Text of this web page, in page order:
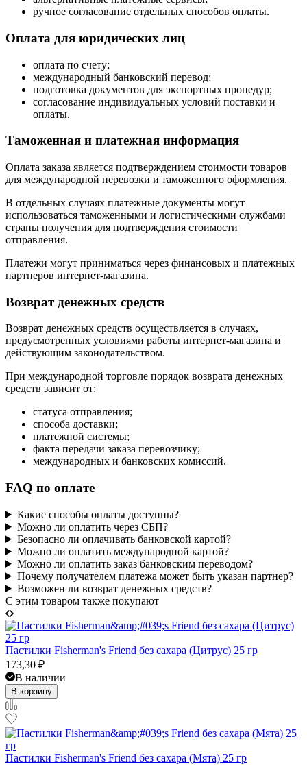
ручное согласование отдельных способов оплаты.
Оплата для юридических лиц
оплата по счету;
международный банковский перевод;
подготовка документов для экспортных процедур;
согласование индивидуальных условий поставки и
оплаты.
Таможенная и платежная информация
Оплата заказа является подтверждением стоимости товаров
для международной перевозки и таможенного оформления.
В отдельных случаях платежные документы могут
использоваться таможенными и логистическими службами
страны получения для подтверждения стоимости
отправления.
Платежи могут приниматься через финансовых и платежных
партнеров интернет-магазина.
Возврат денежных средств
Возврат денежных средств осуществляется в случаях,
предусмотренных условиями работы интернет-магазина и
действующим законодательством.
При международной торговле порядок возврата денежных
средств зависит от:
статуса отправления;
способа доставки;
платежной системы;
факта передачи заказа перевозчику;
международных и банковских комиссий.
FAQ по оплате
Какие способы оплаты доступны?
Можно ли оплатить через СБП?
Безопасно ли оплачивать банковской картой?
Можно ли оплатить международной картой?
Можно ли оплатить заказ банковским переводом?
Почему получателем платежа может быть указан партнер?
Возможен ли возврат денежных средств?
C этим товаром также покупают
Пастилки Fisherman's Friend без сахара (Цитрус) 25 гр
173,30 ₽
В наличии
В корзину
Пастилки Fisherman's Friend без сахара (Мята) 25 гр